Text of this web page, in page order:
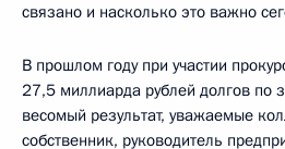
связано и насколько это важно
В прошлом году при участии
27,5 миллиарда рублей долгов по
весомый результат, уважаемые
собственник, руководитель